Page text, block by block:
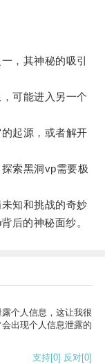
，其神秘的吸引
可能进入另一个
起源，或者解开
索黑洞vp需要极
知和挑战的奇妙
后的神秘面纱。
个人信息，这让我很
出现个人信息泄露的
支持[0] 反对[0]